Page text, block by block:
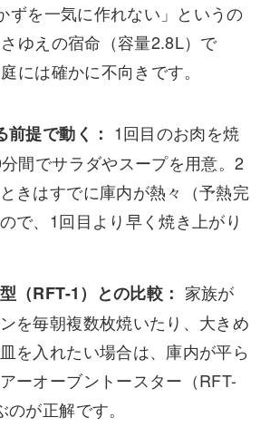
ずを一気に作れない」というの
ゆえの宿命（容量2.8L）で
には確かに不向きです。
提で動く： 1回目のお肉を焼
間でサラダやスープを用意。2
きはすでに庫内が熱々（予熱完
で、1回目より早く焼き上がり
（RFT-1）との比較： 家族が
を毎朝複数枚焼いたり、大きめ
を入れたい場合は、庫内が平ら
ーオーブントースター（RFT-
が正解です。